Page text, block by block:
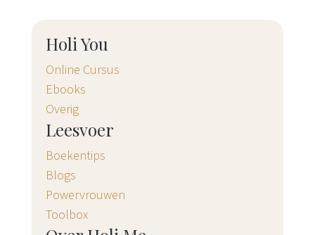
Holi You
Online Cursus
Ebooks
Overig
Leesvoer
Boekentips
Blogs
Powervrouwen
Toolbox